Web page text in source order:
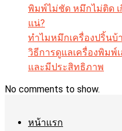
พิมพ์ไม่ชัด หมึกไม่ติด
แน่?
ทำไมหมึกเครื่องปริ้น
วิธีการดูแลเครื่องพิมพ์
และมีประสิทธิภาพ
No comments to show.
หน้าแรก